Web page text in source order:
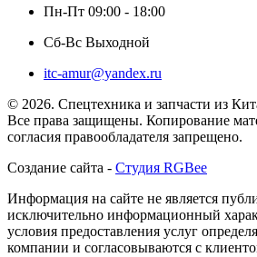
Пн-Пт 09:00 - 18:00
Сб-Вс Выходной
itc-amur@yandex.ru
© 2026. Спецтехника и запчасти из
Все права защищены. Копирование
согласия правообладателя запрещено.
Создание сайта - Студия RGBee
Информация на сайте не является
исключительно информационный
условия предоставления услуг
компании и согласовываются с